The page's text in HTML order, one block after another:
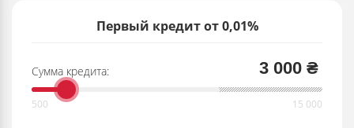
Первый кредит от 0,01%
Сумма кредита: 3 000 ₴